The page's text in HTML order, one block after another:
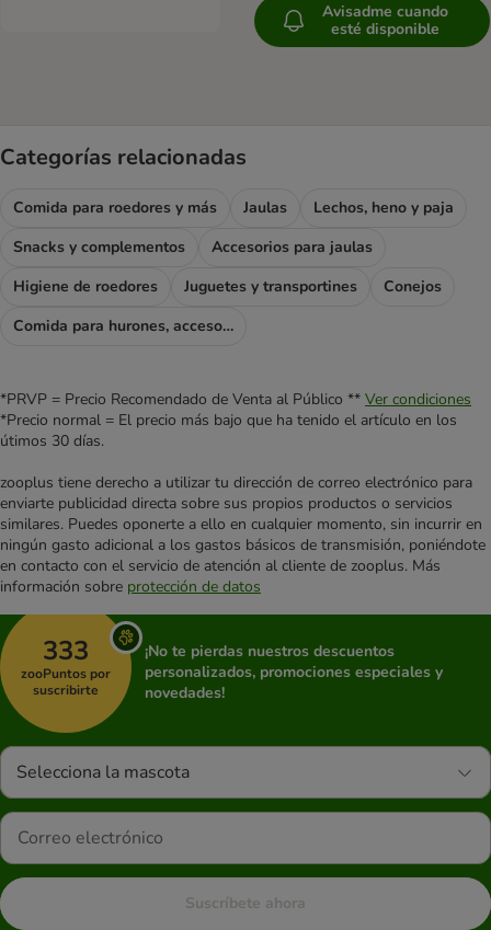
Avisadme cuando
esté disponible
Categorías relacionadas
Comida para roedores y más Jaulas
Lechos, heno y paja
Snacks y complementos
Accesorios para jaulas
Higiene de roedores
Juguetes y transportines
Conejos
Comida para hurones, accesorios para hurones
*PRVP = Precio Recomendado de Venta al Público ** Ver condiciones
*Precio normal = El precio más bajo que ha tenido el artículo en los
útimos 30 días.
zooplus tiene derecho a utilizar tu dirección de correo electrónico para
enviarte publicidad directa sobre sus propios productos o servicios
similares. Puedes oponerte a ello en cualquier momento, sin incurrir en
ningún gasto adicional a los gastos básicos de transmisión, poniéndote
en contacto con el servicio de atención al cliente de zooplus. Más
información sobre protección de datos
333
zooPuntos por
suscribirte
¡No te pierdas nuestros descuentos
personalizados, promociones especiales y
novedades!
Selecciona la mascota
Suscríbete ahora